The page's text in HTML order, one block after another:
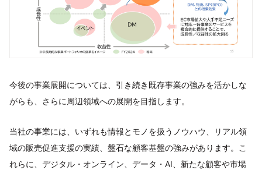
今後の事業展開については、引き続き既存事業の強みを活かしな
がらも、さらに周辺領域への展開を目指します。
当社の事業には、いずれも情報とモノを扱うノウハウ、リアル領
域の販売促進支援の実績、盤石な顧客基盤の強みがあります。こ
れらに、デジタル・オンライン、データ・AI、新たな顧客や市場